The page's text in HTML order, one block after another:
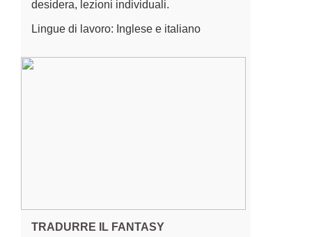
desidera, lezioni individuali.
Lingue di lavoro: Inglese e italiano
TRADURRE IL FANTASY